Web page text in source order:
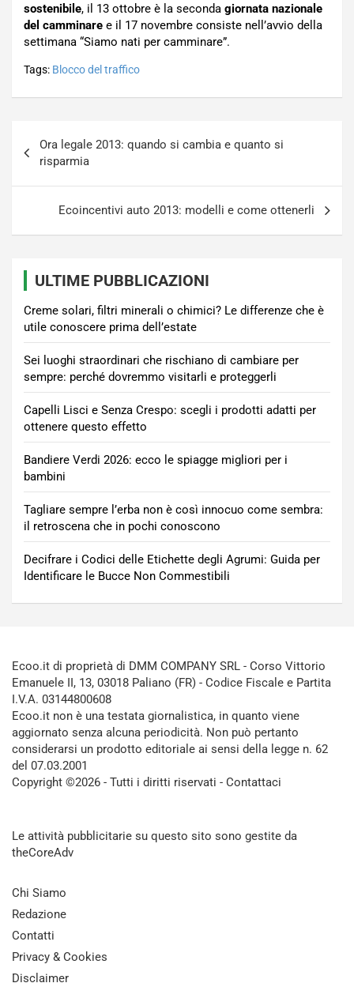
sostenibile, il 13 ottobre è la seconda giornata nazionale
del camminare e il 17 novembre consiste nell’avvio della
settimana “Siamo nati per camminare”.
Tags: Blocco del traffico
articoli
Ora legale 2013: quando si cambia e quanto si
risparmia
Ecoincentivi auto 2013: modelli e come ottenerli
ULTIME PUBBLICAZIONI
Creme solari, filtri minerali o chimici? Le differenze che è
utile conoscere prima dell’estate
Sei luoghi straordinari che rischiano di cambiare per
sempre: perché dovremmo visitarli e proteggerli
Capelli Lisci e Senza Crespo: scegli i prodotti adatti per
ottenere questo effetto
Bandiere Verdi 2026: ecco le spiagge migliori per i
bambini
Tagliare sempre l’erba non è così innocuo come sembra:
il retroscena che in pochi conoscono
Decifrare i Codici delle Etichette degli Agrumi: Guida per
Identificare le Bucce Non Commestibili
Ecoo.it di proprietà di DMM COMPANY SRL - Corso Vittorio
Emanuele II, 13, 03018 Paliano (FR) - Codice Fiscale e Partita
I.V.A. 03144800608
Ecoo.it non è una testata giornalistica, in quanto viene
aggiornato senza alcuna periodicità. Non può pertanto
considerarsi un prodotto editoriale ai sensi della legge n. 62
del 07.03.2001
Copyright ©2026 - Tutti i diritti riservati - Contattaci
Le attività pubblicitarie su questo sito sono gestite da
theCoreAdv
Chi Siamo
Redazione
Contatti
Privacy & Cookies
Disclaimer